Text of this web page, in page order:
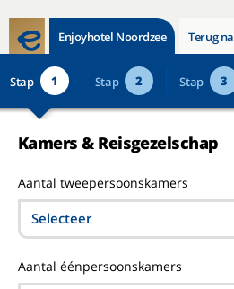
Enjoyhotel Noordzee Terug
Stap 1 Stap 2 Stap 3
Kamers & Reisgezelschap
Aantal tweepersoonskamers
Selecteer
Aantal éénpersoonskamers